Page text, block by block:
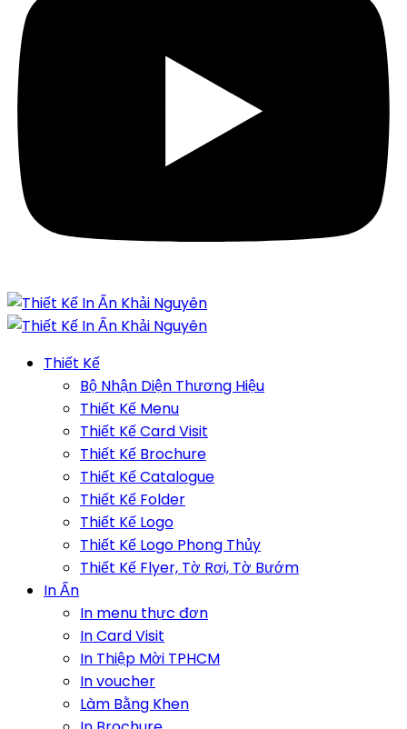
Thiết Kế
Bộ Nhận Diện Thương Hiệu
Thiết Kế Menu
Thiết Kế Card Visit
Thiết Kế Brochure
Thiết Kế Catalogue
Thiết Kế Folder
Thiết Kế Logo
Thiết Kế Logo Phong Thủy
Thiết Kế Flyer, Tờ Rơi, Tờ Bướm
In Ấn
In menu thực đơn
In Card Visit
In Thiệp Mời TPHCM
In voucher
Làm Bằng Khen